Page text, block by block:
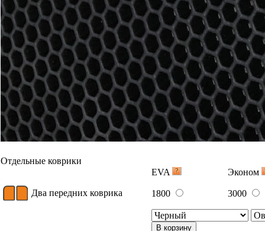
Отдельные коврики
EVA
Эконом
Два передних коврика 1800 3000
В корзину